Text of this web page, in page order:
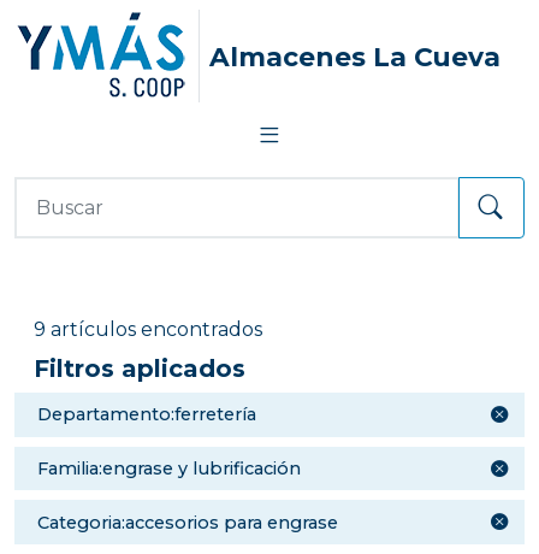
Almacenes La Cueva
9 artículos encontrados
Filtros aplicados
departamento:ferretería
familia:engrase y lubrificación
categoria:accesorios para engrase